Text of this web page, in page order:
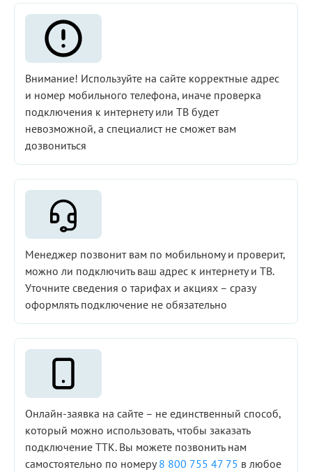
Внимание! Используйте на сайте корректные адрес
и номер мобильного телефона, иначе проверка
подключения к интернету или ТВ будет
невозможной, а специалист не сможет вам
дозвониться
Менеджер позвонит вам по мобильному и проверит,
можно ли подключить ваш адрес к интернету и ТВ.
Уточните сведения о тарифах и акциях – сразу
оформлять подключение не обязательно
Онлайн-заявка на сайте – не единственный способ,
который можно использовать, чтобы заказать
подключение ТТК. Вы можете позвонить нам
самостоятельно по номеру8 800 755 47 75 в любое